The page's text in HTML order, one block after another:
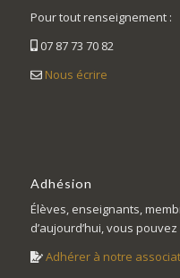
Pour tout renseignement :
07 87 73 70 82
Nous écrire
Adhésion
Élèves, enseignants,
d’aujourd’hui, vous
Adhérer à notre